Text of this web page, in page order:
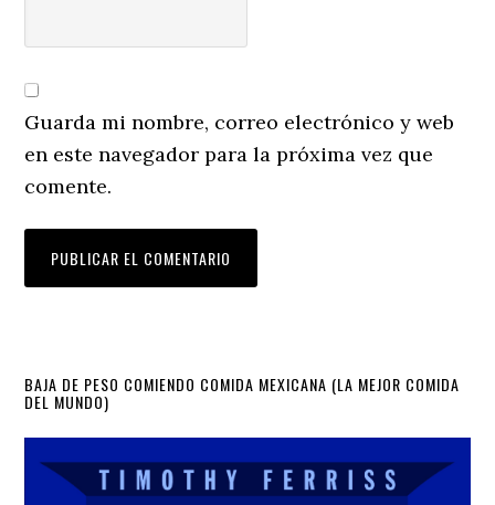
Guarda mi nombre, correo electrónico y web
en este navegador para la próxima vez que
comente.
Primary
Sidebar
BAJA DE PESO COMIENDO COMIDA MEXICANA (LA MEJOR COMIDA
DEL MUNDO)